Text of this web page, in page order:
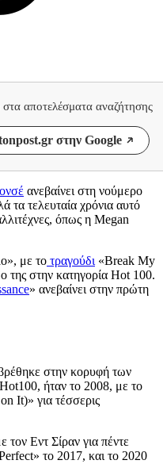
στα αποτελέσματα αναζήτησης
στην Google
ανεβαίνει στη νούμερο
τα τελευταία χρόνια αυτό
όπως η Megan
με το τραγούδι «Break My
της στην κατηγορία Hot 100.
» ανεβαίνει στην πρώτη
στην κορυφή των
ήταν το 2008, με το
It)» για τέσσερις
Εντ Σίραν για πέντε
το 2017, και το 2020